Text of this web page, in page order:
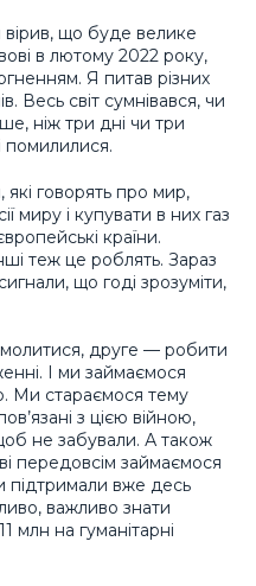
що буде велике
в лютому 2022 року,
Я питав різних
Весь світ сумнівався, чи
ніж три дні чи три
помилилися.
які говорять про мир,
миру і купувати в них газ
країни.
теж це роблять. Зараз
що годі зрозуміти,
друге — робити
І ми займаємося
Ми стараємося тему
з цією війною,
не забували. А також
передовсім займаємося
підтримали вже десь
важливо знати
млн на гуманітарні